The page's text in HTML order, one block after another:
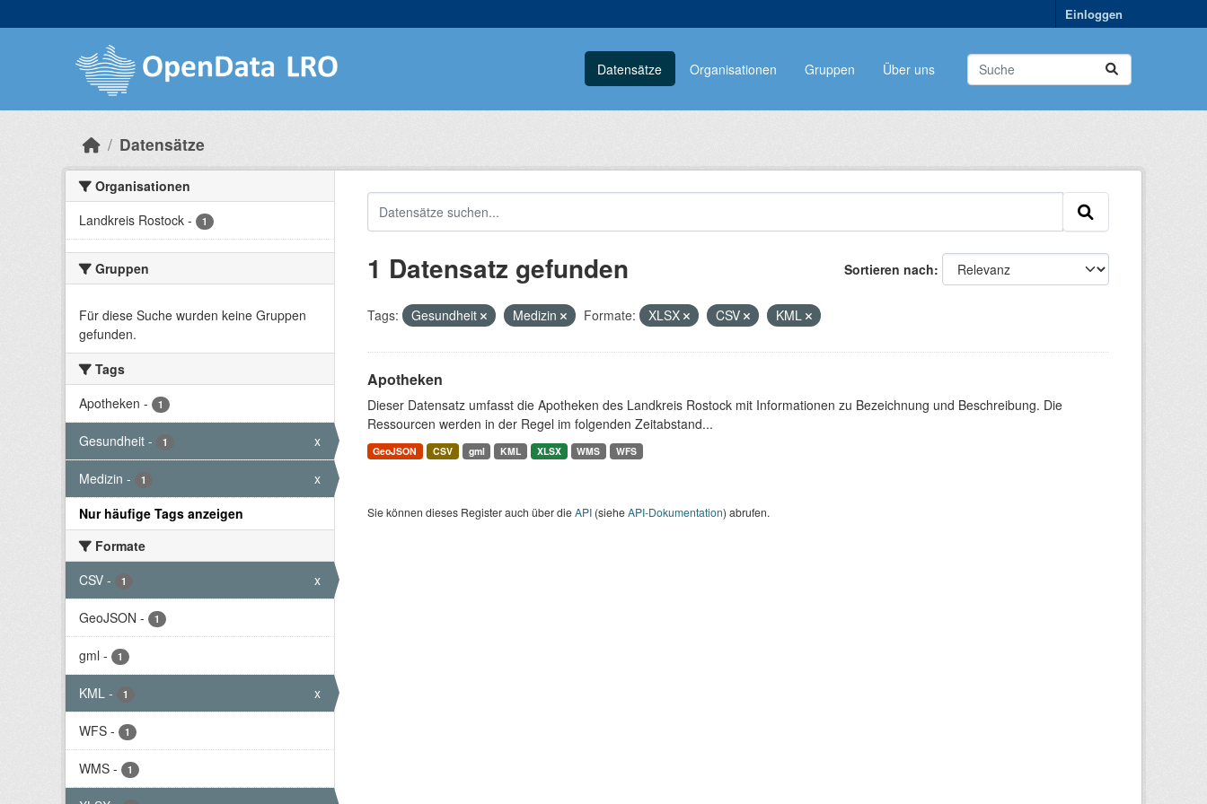
Einloggen
Datensätze Organisationen Gruppen Über uns
Datensätze
Organisationen
Landkreis Rostock - 1
Gruppen
Für diese Suche wurden keine Gruppen
gefunden.
Tags
Apotheken - 1
Gesundheit - 1 x
Medizin - 1
x
Nur häufige Tags anzeigen
Formate
CSV - 1 x
GeoJSON - 1
gml - 1
KML - 1 x
WFS - 1
WMS - 1
Sortieren nach
1 Datensatz gefunden
Tags: Gesundheit Medizin Formate: XLSX CSV KML
Apotheken
Dieser Datensatz umfasst die Apotheken des Landkreis Rostock mit Informationen zu Bezeichnung und Beschreibung. Die
Ressourcen werden in der Regel im folgenden Zeitabstand...
GeoJSON CSV gml KML XLSX WMS WFS
Sie können dieses Register auch über dieAPI(sieheAPI-Dokumentation) abrufen.